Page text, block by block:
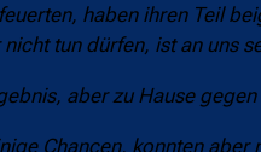
haben ihren Teil
tun dürfen, ist an uns
aber zu Hause
Chancen, konnten